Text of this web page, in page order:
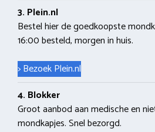
3. Plein.nl
Bestel hier de goedkoopste
16:00 besteld, morgen in huis.
> Bezoek Plein.nl
4. Blokker
Groot aanbod aan medische en
mondkapjes. Snel bezorgd.